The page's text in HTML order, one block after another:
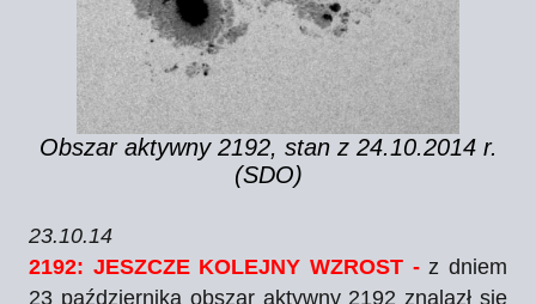
Obszar aktywny 2192, stan z 24.10.2014 r.
(SDO)
23.10.14
2192: JESZCZE KOLEJNY WZROST -z dniem
23 października obszar aktywny 2192 znalazł się